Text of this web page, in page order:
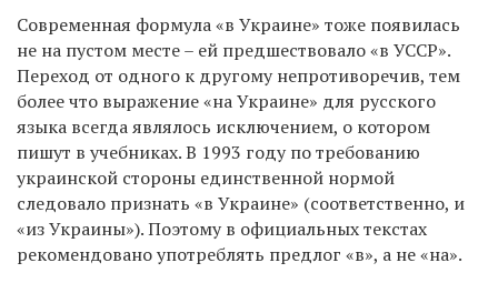
Современная формула «в Украине» тоже появилась
не на пустом месте – ей предшествовало «в УССР».
Переход от одного к другому непротиворечив, тем
более что выражение «на Украине» для русского
языка всегда являлось исключением, о котором
пишут в учебниках. В 1993 году по требованию
украинской стороны единственной нормой
следовало признать «в Украине» (соответственно, и
«из Украины»). Поэтому в официальных текстах
рекомендовано употреблять предлог «в», а не «на».